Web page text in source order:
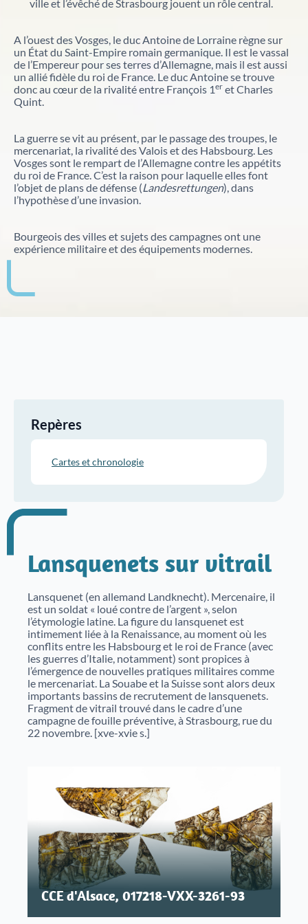
En savoir plus sur nos rencontres ouvertes à tous
autour de sujets historiques et sociétaux. Historiens,
spécialistes et public échangent dans un cadre convivial
pour mieux comprendre des événements marquants.
ville et l’évêché de Strasbourg jouent un rôle central.
A l’ouest des Vosges, le duc Antoine de Lorraine règne sur
un État du Saint-Empire romain germanique. Il est le vassal
de l’Empereur pour ses terres d’Allemagne, mais il est aussi
un allié fidèle du roi de France. Le duc Antoine se trouve
donc au cœur de la rivalité entre François 1er et Charles
Quint.
La guerre se vit au présent, par le passage des troupes, le
mercenariat, la rivalité des Valois et des Habsbourg. Les
Vosges sont le rempart de l’Allemagne contre les appétits
du roi de France. C’est la raison pour laquelle elles font
l’objet de plans de défense (Landesrettungen), dans
l’hypothèse d’une invasion.
Bourgeois des villes et sujets des campagnes ont une
expérience militaire et des équipements modernes.
Lansquenets sur vitrail
Lansquenet (en allemand Landknecht). Mercenaire, il
est un soldat « loué contre de l’argent », selon
l’étymologie latine. La figure du lansquenet est
intimement liée à la Renaissance, au moment où les
conflits entre les Habsbourg et le roi de France (avec
les guerres d’Italie, notamment) sont propices à
l’émergence de nouvelles pratiques militaires comme
le mercenariat. La Souabe et la Suisse sont alors deux
importants bassins de recrutement de lansquenets.
Fragment de vitrail trouvé dans le cadre d’une
campagne de fouille préventive, à Strasbourg, rue du
22 novembre. [xve-xvie s.]
CCE d'Alsace, 017218-VXX-3261-93
Repères
Cartes et chronologie
Aide à la recherche
Afin de vous aider dans vos recherches historiques,
administratives ou généalogiques, nous vous
proposons des fiches d'aide portant sur des
thématiques variées.
Affaires de nationalité et émigration